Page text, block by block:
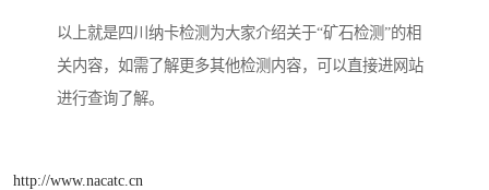
以上就是四川纳卡检测为大家介绍关于“矿石检测”的相
关内容，如需了解更多其他检测内容，可以直接进网站
进行查询了解。
http://www.nacatc.cn